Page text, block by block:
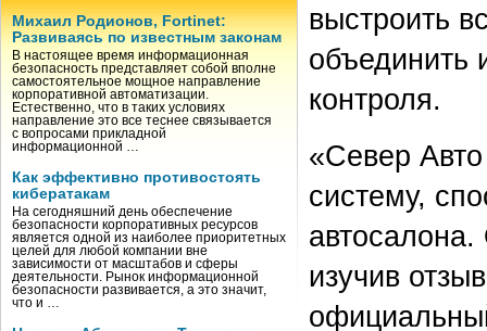
Михаил Родионов, Fortinet:
Развиваясь по известным законам
В настоящее время информационная
безопасность представляет собой вполне
самостоятельное мощное направление
корпоративной автоматизации.
Естественно, что в таких условиях
направление это все теснее связывается
с вопросами прикладной
информационной …
Как эффективно противостоять
кибератакам
На сегодняшний день обеспечение
безопасности корпоративных ресурсов
является одной из наиболее приоритетных
целей для любой компании вне
зависимости от масштабов и сферы
деятельности. Рынок информационной
безопасности развивается, а это значит,
что и …
выстроить
объединить
контроля.
«Север
систему,
автосалона.
изучив